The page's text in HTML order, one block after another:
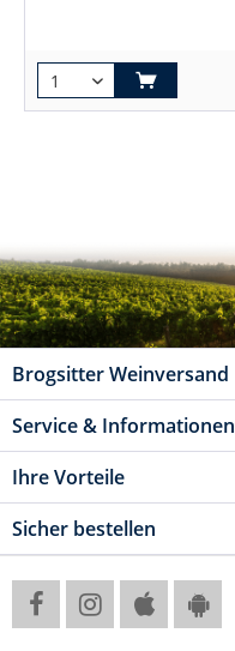
Brogsitter Weinversand
Service & Informationen
Ihre Vorteile
Sicher bestellen